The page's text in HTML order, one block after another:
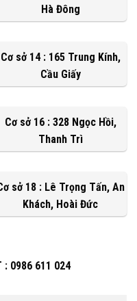
Hà Đông
Cơ sở 14 : 165 Trung Kính,
Cầu Giấy
Cơ sở 16 : 328 Ngọc Hồi,
Thanh Trì
sở 18 : Lê Trọng Tấn, An
Khách, Hoài Đức
0986 611 024